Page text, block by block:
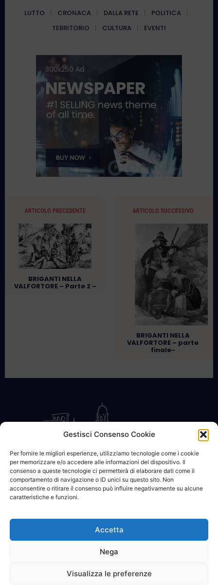
Gestisci Consenso Cookie
Per fornire le migliori esperienze, utilizziamo tecnologie come i cookie
per memorizzare e/o accedere alle informazioni del dispositivo. Il
consenso a queste tecnologie ci permetterà di elaborare dati come il
comportamento di navigazione o ID unici su questo sito. Non
acconsentire o ritirare il consenso può influire negativamente su alcune
caratteristiche e funzioni.
Accetta
Nega
Visualizza le preferenze
LUTTO CRONACA DALLA RETE
POLITICA
TERRITORIO
CULTURA EVENTI
ARTICOLO PRECEDENTE
BRIGANTI NELLA
VALFORTORE – Parte 2 –
ARTICOLO SUCCESSIVO
BRIGANTI NELLA
VALFORTORE – parte
finale-
CONTATTACI COOKIE POLICY PRIVACY
© 2002 - 2026 SanBartolomeo.info :::: powered by Go Web snc |